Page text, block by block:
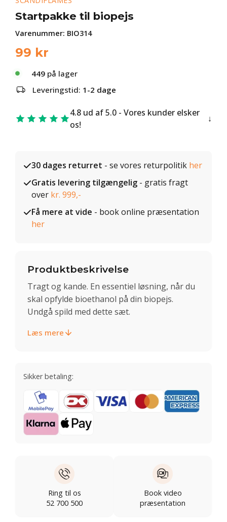
Startpakke til biopejs
Varenummer: BIO314
99 kr
449 på lager
Leveringstid: 1-2 dage
4.8 ud af 5.0 - Vores kunder elsker
os!
30 dages returret - se vores returpolitik her
Gratis levering tilgængelig - gratis fragt
over kr. 999,-
Få mere at vide - book online præsentation
her
Produktbeskrivelse
Tragt og kande. En essentiel løsning, når du
skal opfylde bioethanol på din biopejs.
Undgå spild med dette sæt.
Læs mere
Sikker betaling:
Ring til os
52 700 500
Book video
præsentation